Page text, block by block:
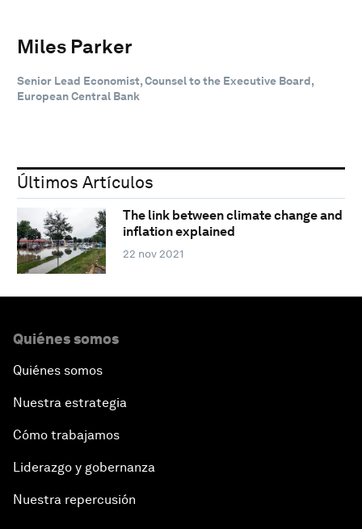
Miles Parker
Senior Lead Economist, Counsel to the Executive Board,
European Central Bank
Últimos Artículos
The link between climate change and
inflation explained
22 nov 2021
Quiénes somos
Quiénes somos
Nuestra estrategia
Cómo trabajamos
Liderazgo y gobernanza
Nuestra repercusión